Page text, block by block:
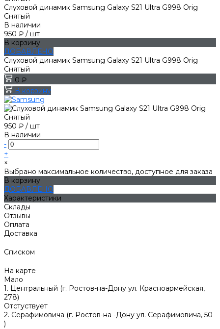
Слуховой динамик Samsung Galaxy S21 Ultra G998 Orig
Снятый
В наличии
950 ₽ / шт
В корзину
ДОБАВЛЕНО
Слуховой динамик Samsung Galaxy S21 Ultra G998 Orig
Снятый
0 ₽
В корзину
950 ₽ / шт
В наличии
-
+
×
Выбрано максимальное количество, доступное для заказа
В корзину
ДОБАВЛЕНО
Характеристики
Склады
Отзывы
Оплата
Доставка
Списком
На карте
Мало
1. Центральный (г. Ростов-на-Дону ул. Красноармейская,
278)
Отстуствует
2. Серафимовича (г. Ростов-на -Дону ул. Серафимовича, 50
)